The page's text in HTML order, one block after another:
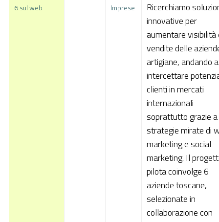
6 sul web Imprese
Ricerchiamo
innovative per
aumentare visibilità
vendite delle
artigiane, andando a
intercettare
clienti in mercati
internazionali
soprattutto grazie a
strategie mirate di
marketing e social
marketing. Il
pilota coinvolge 6
aziende toscane,
selezionate in
collaborazione con